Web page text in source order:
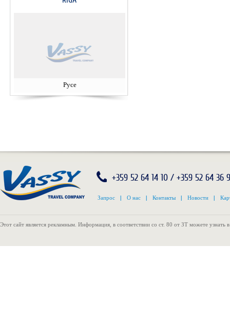
Русе
+359 52 64 14 10 / +359 52 64 36
Запрос | О нас | Контакты | Новости |
Этот сайт является рекламным. Информация, в соответствии со ст. 80 от ЗТ можете узнать